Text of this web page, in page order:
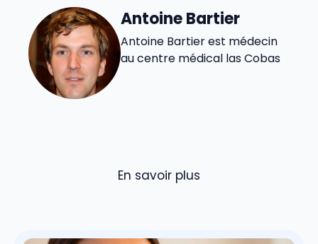
Antoine Bartier
Antoine Bartier est médecin
au centre médical las Cobas
En savoir plus